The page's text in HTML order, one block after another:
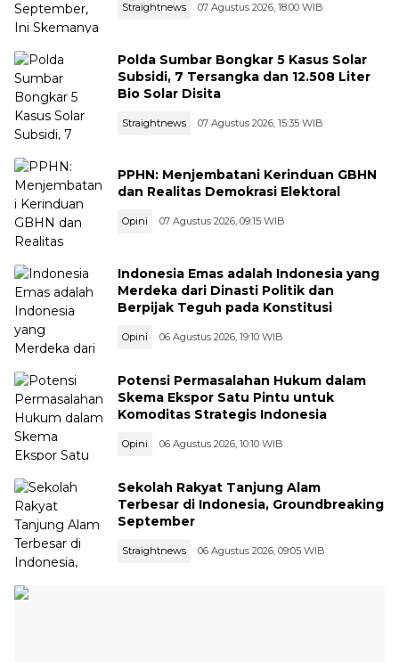
Straightnews 07 Agustus 2026, 18:00 WIB
Polda Sumbar Bongkar 5 Kasus Solar
Subsidi, 7 Tersangka dan 12.508 Liter
Bio Solar Disita
Straightnews 07 Agustus 2026, 15:35 WIB
PPHN: Menjembatani Kerinduan GBHN
dan Realitas Demokrasi Elektoral
Opini 07 Agustus 2026, 09:15 WIB
Indonesia Emas adalah Indonesia yang
Merdeka dari Dinasti Politik dan
Berpijak Teguh pada Konstitusi
Opini 06 Agustus 2026, 19:10 WIB
Potensi Permasalahan Hukum dalam
Skema Ekspor Satu Pintu untuk
Komoditas Strategis Indonesia
Opini 06 Agustus 2026, 10:10 WIB
Sekolah Rakyat Tanjung Alam
Terbesar di Indonesia, Groundbreaking
September
Straightnews 06 Agustus 2026, 09:05 WIB